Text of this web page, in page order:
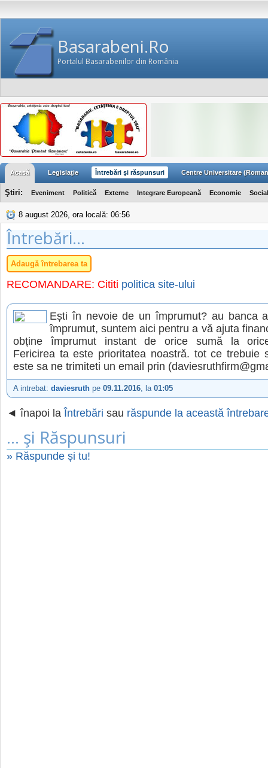
Basarabeni.Ro
Portalul Basarabenilor din România
Acasă Legislaţie Întrebări şi răspunsuri Centre Universitare
Ştiri: Eveniment Politică Externe Integrare Europeană Economie Social
8 august 2026, ora locală: 06:56
Întrebări...
Adaugă întrebarea ta
RECOMANDARE: Cititi politica site-ului
Ești în nevoie de un împrumut? au banca
împrumut, suntem aici pentru a vă ajuta
obține împrumut instant de orice sumă la
Fericirea ta este prioritatea noastră. tot ce trebuie
este sa ne trimiteti un email prin
A intrebat: daviesruth pe 09.11.2016, la 01:05
◄ înapoi la Întrebări sau răspunde la această
... şi Răspunsuri
» Răspunde și tu!